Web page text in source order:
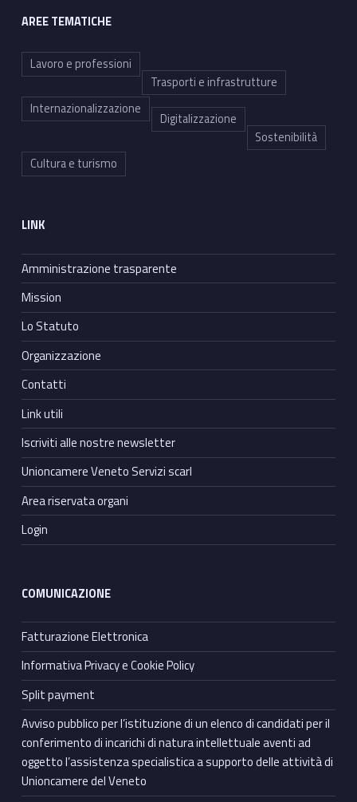
AREE TEMATICHE
Lavoro e professioni
Trasporti e infrastrutture
Internazionalizzazione
Digitalizzazione
Sostenibilità
Cultura e turismo
LINK
Amministrazione trasparente
Mission
Lo Statuto
Organizzazione
Contatti
Link utili
Iscriviti alle nostre newsletter
Unioncamere Veneto Servizi scarl
Area riservata organi
Login
COMUNICAZIONE
Fatturazione Elettronica
Informativa Privacy e Cookie Policy
Split payment
Avviso pubblico per l’istituzione di un elenco di candidati per il
conferimento di incarichi di natura intellettuale aventi ad
oggetto l’assistenza specialistica a supporto delle attività di
Unioncamere del Veneto